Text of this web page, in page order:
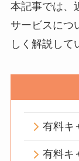
本記事では、
サービスにつ
しく解説して
有料キ
有料キ